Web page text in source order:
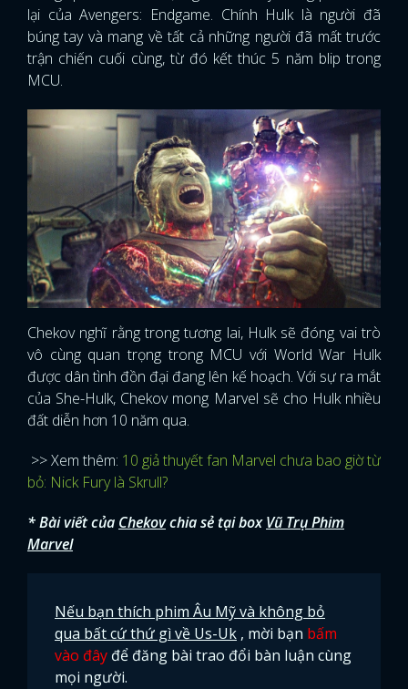
lại của Avengers: Endgame. Chính Hulk là người đã
búng tay và mang về tất cả những người đã mất trước
trận chiến cuối cùng, từ đó kết thúc 5 năm blip trong
MCU.
Chekov nghĩ rằng trong tương lai, Hulk sẽ đóng vai trò
vô cùng quan trọng trong MCU với World War Hulk
được dân tình đồn đại đang lên kế hoạch. Với sự ra mắt
của She-Hulk, Chekov mong Marvel sẽ cho Hulk nhiều
đất diễn hơn 10 năm qua.
>> Xem thêm: 10 giả thuyết fan Marvel chưa bao giờ từ
bỏ: Nick Fury là Skrull?
* Bài viết của Chekovchia sẻ tại boxVũ Trụ Phim
Marvel
Nếu bạn thích phim Âu Mỹ và không bỏ
qua bất cứ thứ gì về Us-Uk , mời bạn bấm
vào đây để đăng bài trao đổi bàn luận cùng
mọi người.